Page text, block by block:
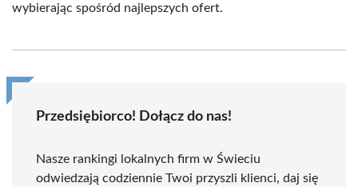
wybierając spośród najlepszych ofert.
Przedsiębiorco! Dołącz do nas!
Nasze rankingi lokalnych firm w Świeciu
odwiedzają codziennie Twoi przyszli klienci, daj się